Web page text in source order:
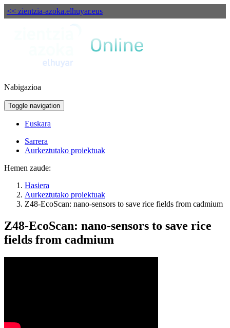
<< zientzia-azoka.elhuyar.eus
Nabigazioa
Toggle navigation
Euskara
Sarrera
Aurkeztutako proiektuak
Hemen zaude:
Hasiera
Aurkeztutako proiektuak
Z48-EcoScan: nano-sensors to save rice fields from cadmium
Z48-EcoScan: nano-sensors to save rice
fields from cadmium